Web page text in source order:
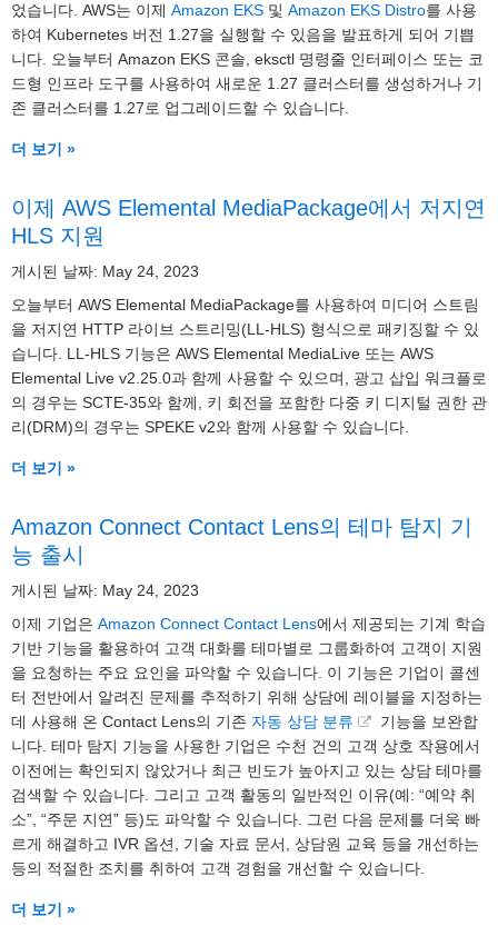
었습니다. AWS는 이제 Amazon EKS 및 Amazon EKS Distro를 사용
하여 Kubernetes 버전 1.27을 실행할 수 있음을 발표하게 되어 기쁩
니다. 오늘부터 Amazon EKS 콘솔, eksctl 명령줄 인터페이스 또는 코
드형 인프라 도구를 사용하여 새로운 1.27 클러스터를 생성하거나 기
존 클러스터를 1.27로 업그레이드할 수 있습니다.
더 보기 »
이제 AWS Elemental MediaPackage에서 저지연
HLS 지원
게시된 날짜: May 24, 2023
오늘부터 AWS Elemental MediaPackage를 사용하여 미디어 스트림
을 저지연 HTTP 라이브 스트리밍(LL-HLS) 형식으로 패키징할 수 있
습니다. LL-HLS 기능은 AWS Elemental MediaLive 또는 AWS
Elemental Live v2.25.0과 함께 사용할 수 있으며, 광고 삽입 워크플로
의 경우는 SCTE-35와 함께, 키 회전을 포함한 다중 키 디지털 권한 관
리(DRM)의 경우는 SPEKE v2와 함께 사용할 수 있습니다.
더 보기 »
Amazon Connect Contact Lens의 테마 탐지 기
능 출시
게시된 날짜: May 24, 2023
이제 기업은 Amazon Connect Contact Lens에서 제공되는 기계 학습
기반 기능을 활용하여 고객 대화를 테마별로 그룹화하여 고객이 지원
을 요청하는 주요 요인을 파악할 수 있습니다. 이 기능은 기업이 콜센
터 전반에서 알려진 문제를 추적하기 위해 상담에 레이블을 지정하는
데 사용해 온 Contact Lens의 기존 자동 상담 분류
기능을 보완합
니다. 테마 탐지 기능을 사용한 기업은 수천 건의 고객 상호 작용에서
이전에는 확인되지 않았거나 최근 빈도가 높아지고 있는 상담 테마를
검색할 수 있습니다. 그리고 고객 활동의 일반적인 이유(예: “예약 취
소”, “주문 지연” 등)도 파악할 수 있습니다. 그런 다음 문제를 더욱 빠
르게 해결하고 IVR 옵션, 기술 자료 문서, 상담원 교육 등을 개선하는
등의 적절한 조치를 취하여 고객 경험을 개선할 수 있습니다.
더 보기 »